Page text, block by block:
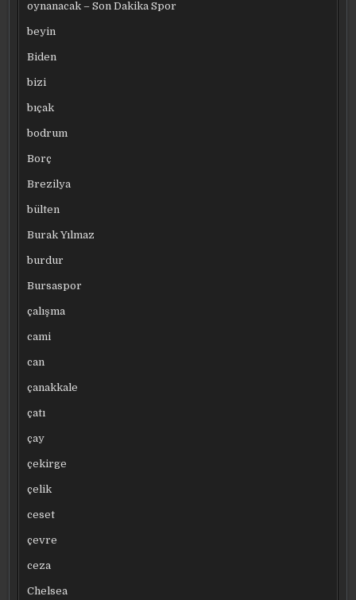
oynanacak – Son Dakika Spor
beyin
Biden
bizi
bıçak
bodrum
Borç
Brezilya
bülten
Burak Yılmaz
burdur
Bursaspor
çalışma
cami
can
çanakkale
çatı
çay
çekirge
çelik
ceset
çevre
ceza
Chelsea